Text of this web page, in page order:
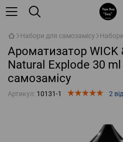
Набори для самозамісу
Ароматизатор WICK
Natural Explode 30
самозамісу
Артикул: 10131-1 2